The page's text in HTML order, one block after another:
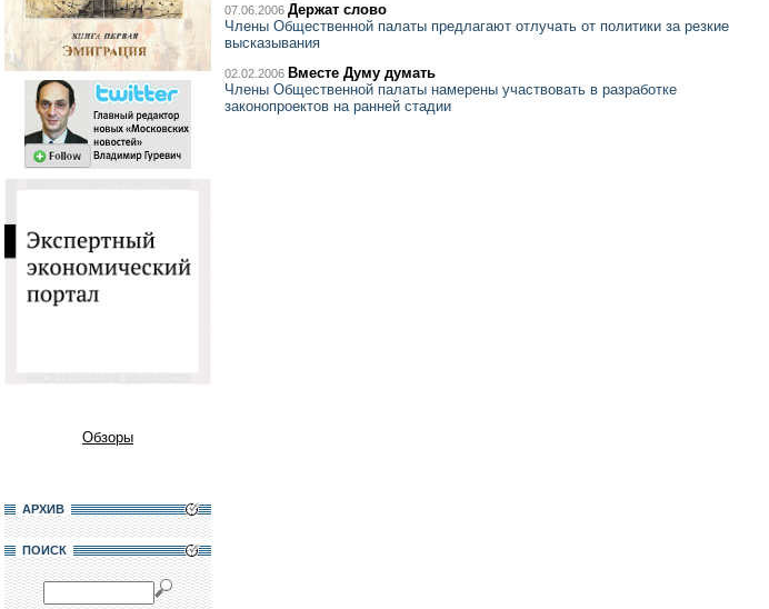
Обзоры
АРХИВ
ПОИСК
07.06.2006 Держат слово
Члены Общественной палаты предлагают отлучать от политики за резкие
высказывания
02.02.2006 Вместе Думу думать
Члены Общественной палаты намерены участвовать в разработке
законопроектов на ранней стадии